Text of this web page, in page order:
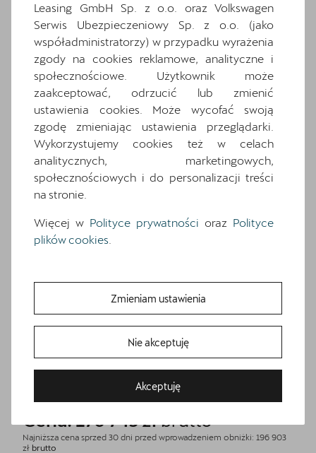
Bezpłatna jazda próbna
Przetestuj model z wybranym silnikiem i skrzynią biegów
Cena katalogowa: 209 903 złbrutto
Cena: 176 743 złbrutto
Najniższa cena sprzed 30 dni przed wprowadzeniem obniżki: 209 903
brutto
Zapytaj o szczegóły Pokaż szczegóły
CUPRA Terramar
1.5 eTSI 150 KM
Rabat: 20 160 zł
Cena w kredycie 3x0%:
Cena katalogowa:209 903 zł
Cena: 176 743 złbrutto
Najniższa cena sprzed 30 dni przed wprowadzeniem obniżki: 196 903
zł brutto
Leasing GmbH Sp. z o.o. oraz Volkswagen
Serwis Ubezpieczeniowy Sp. z o.o. (jako
współadministratorzy) w przypadku wyrażenia
zgody na cookies reklamowe, analityczne i
społecznościowe. Użytkownik może
zaakceptować, odrzucić lub zmienić
ustawienia cookies. Może wycofać swoją
zgodę zmieniając ustawienia przeglądarki.
Wykorzystujemy cookies też w celach
analitycznych, marketingowych,
społecznościowych i do personalizacji treści
na stronie.
Więcej w Polityce prywatności oraz Polityce
plików cookies
Zmieniam ustawienia
Nie akceptuję
Akceptuję